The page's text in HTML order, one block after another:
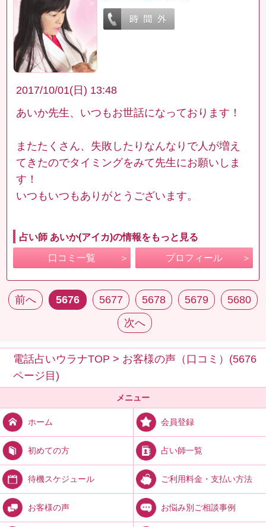
2017/10/01(日) 13:48
あいか先生、いつもお世話になっております！
またたくさん、失敗したりなんなりで人が増え
てきたのでタイミングをみて先生にお願いしま
す！
いつもいつもありがとうございます。
占い師 あいか(アイカ)の情報をもっと見る
口コミ一覧 プロフィール
前へ 5676 5677 5678 5679
5680
次へ
電話占いウラナTOP > お客様の声（口コミ）(5676
ページ目)
メニュー
ホーム 会員登録
初めての方 占い師一覧
待機スケジュール ご利用料金・支払い方法
お客様の声 お悩み別ご相談事例